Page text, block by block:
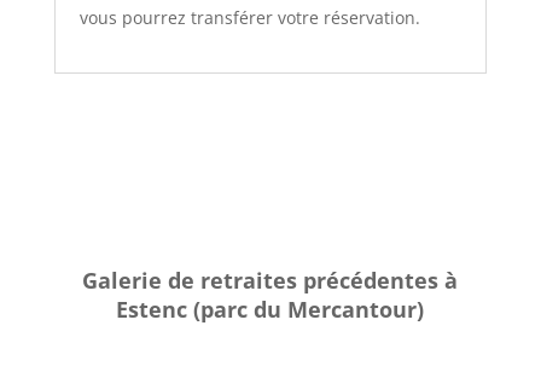
vous pourrez transférer votre réservation.
Galerie de retraites précédentes à
Estenc (parc du Mercantour)